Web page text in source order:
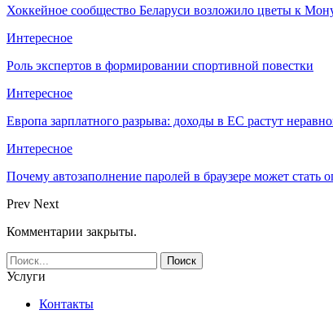
Хоккейное сообщество Беларуси возложило цветы к
Интересное
Роль экспертов в формировании спортивной повестки
Интересное
Европа зарплатного разрыва: доходы в ЕС растут
Интересное
Почему автозаполнение паролей в браузере может стать
Prev Next
Комментарии закрыты.
Услуги
Контакты